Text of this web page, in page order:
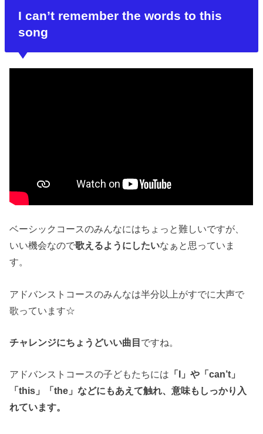
I can’t remember the words to this
song
ベーシックコースのみんなにはちょっと難しいですが、
いい機会なので歌えるようにしたいなぁと思っていま
す。
アドバンストコースのみんなは半分以上がすでに大声で
歌っています☆
チャレンジにちょうどいい曲目 ですね。
アドバンストコースの子どもたちには 「I」や「can’t」
「this」「the」などにもあえて触れ、意味もしっかり入
れています。